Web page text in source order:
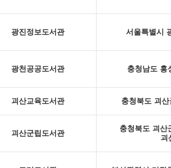
광진정보도서관 서울특별시
광천공공도서관 충청남도 홍
괴산교육도서관 충청북도 괴
괴산군립도서관
충청북도 괴산
괴